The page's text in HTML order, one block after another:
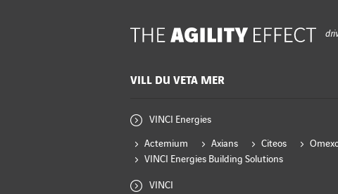
VILL DU VETA MER
VINCI Energies
Actemium Axians Citeos
VINCI Energies Building Solutions
VINCI